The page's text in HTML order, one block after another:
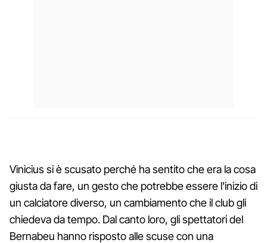
Vinicius si è scusato perché ha sentito che era la cosa
giusta da fare, un gesto che potrebbe essere l'inizio di
un calciatore diverso, un cambiamento che il club gli
chiedeva da tempo. Dal canto loro, gli spettatori del
Bernabeu hanno risposto alle scuse con una